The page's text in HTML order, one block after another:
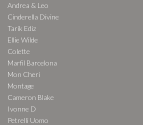
Andrea & Leo
Cinderella Divine
Tarik Ediz
Ellie Wilde
Colette
Marfil Barcelona
Mon Cheri
Montage
Cameron Blake
Ivonne D
Petrelli Uomo